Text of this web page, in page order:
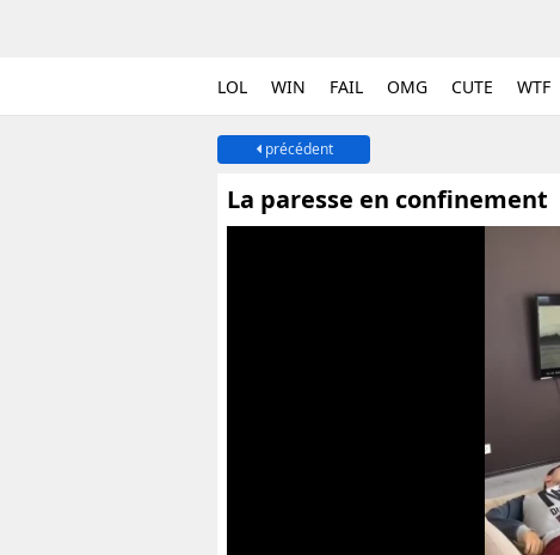
LOL WIN FAIL OMG CUTE WTF
précédent
La paresse en confinement